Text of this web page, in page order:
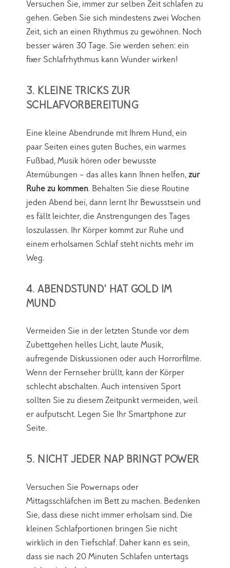
Versuchen Sie, immer zur selben Zeit schlafen zu
gehen. Geben Sie sich mindestens zwei Wochen
Zeit, sich an einen Rhythmus zu gewöhnen. Noch
besser wären 30 Tage. Sie werden sehen: ein
fixer Schlafrhythmus kann Wunder wirken!
3. KLEINE TRICKS ZUR
SCHLAFVORBEREITUNG
Eine kleine Abendrunde mit Ihrem Hund, ein
paar Seiten eines guten Buches, ein warmes
Fußbad, Musik hören oder bewusste
Atemübungen – das alles kann Ihnen helfen, zur
Ruhe zu kommen. Behalten Sie diese Routine
jeden Abend bei, dann lernt Ihr Bewusstsein und
es fällt leichter, die Anstrengungen des Tages
loszulassen. Ihr Körper kommt zur Ruhe und
einem erholsamen Schlaf steht nichts mehr im
Weg.
4. ABENDSTUND’ HAT GOLD IM
MUND
Vermeiden Sie in der letzten Stunde vor dem
Zubettgehen helles Licht, laute Musik,
aufregende Diskussionen oder auch Horrorfilme.
Wenn der Fernseher brüllt, kann der Körper
schlecht abschalten. Auch intensiven Sport
sollten Sie zu diesem Zeitpunkt vermeiden, weil
er aufputscht. Legen Sie Ihr Smartphone zur
Seite.
5. NICHT JEDER NAP BRINGT POWER
Versuchen Sie Powernaps oder
Mittagsschläfchen im Bett zu machen. Bedenken
Sie, dass diese nicht immer erholsam sind. Die
kleinen Schlafportionen bringen Sie nicht
wirklich in den Tiefschlaf. Daher kann es sein,
dass sie nach 20 Minuten Schlafen untertags